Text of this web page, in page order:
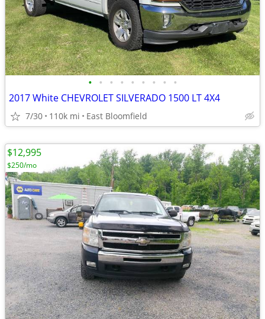
• • • • • • • • •
2017 White CHEVROLET SILVERADO 1500 LT 4X4
7/30 110k mi East Bloomfield
$12,995
$250/mo